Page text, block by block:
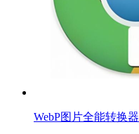
WebP图片全能转换器